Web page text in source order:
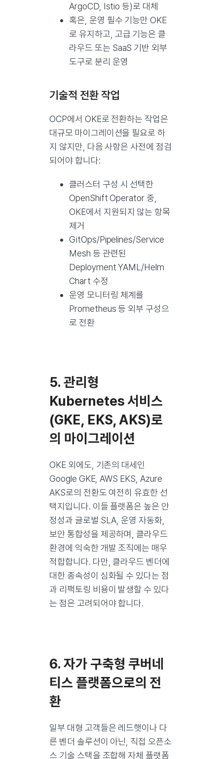
ArgoCD, Istio 등)로 대체
혹은, 운영 필수 기능만 OKE
로 유지하고, 고급 기능은 클
라우드 또는 SaaS 기반 외부
도구로 분리 운영
기술적 전환 작업
OCP에서 OKE로 전환하는 작업은
대규모 마이그레이션을 필요로 하
지 않지만, 다음 사항은 사전에 점검
되어야 합니다:
클러스터 구성 시 선택한
OpenShift Operator 중,
OKE에서 지원되지 않는 항목
제거
GitOps/Pipelines/Service
Mesh 등 관련된
Deployment YAML/Helm
Chart 수정
운영 모니터링 체계를
Prometheus 등 외부 구성으
로 전환
5. 관리형
Kubernetes 서비스
(GKE, EKS, AKS)로
의 마이그레이션
OKE 외에도, 기존의 대세인
Google GKE, AWS EKS, Azure
AKS로의 전환도 여전히 유효한 선
택지입니다. 이들 플랫폼은 높은 안
정성과 글로벌 SLA, 운영 자동화,
보안 통합성을 제공하며, 클라우드
환경에 익숙한 개발 조직에는 매우
적합합니다. 다만, 클라우드 벤더에
대한 종속성이 심화될 수 있다는 점
과 리팩토링 비용이 발생할 수 있다
는 점은 고려되어야 합니다.
6. 자가 구축형 쿠버네
티스 플랫폼으로의 전
환
일부 대형 고객들은 레드햇이나 다
른 벤더 솔루션이 아닌, 직접 오픈소
스 기술 스택을 조합해 자체 플랫폼